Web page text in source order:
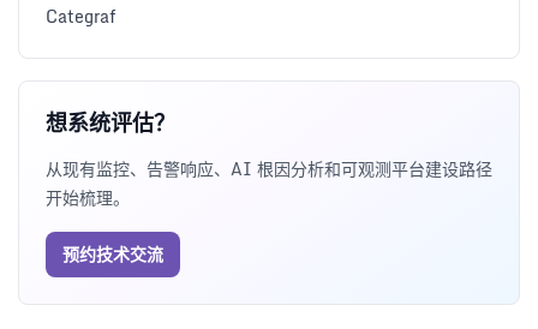
Categraf
想系统评估？
从现有监控、告警响应、AI 根因分析和可观测平台建设路径
开始梳理。
预约技术交流